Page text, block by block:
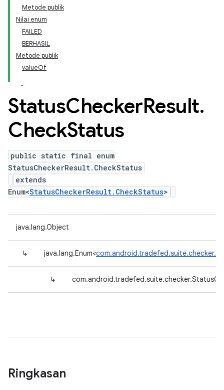
Metode publik
Nilai enum
FAILED
BERHASIL
Metode publik
valueOf
StatusCheckerResult.
CheckStatus
public static final enum
StatusCheckerResult.CheckStatus
extends
Enum<StatusCheckerResult.CheckStatus>
java.lang.Object
↳ java.lang.Enum<
↳
Ringkasan